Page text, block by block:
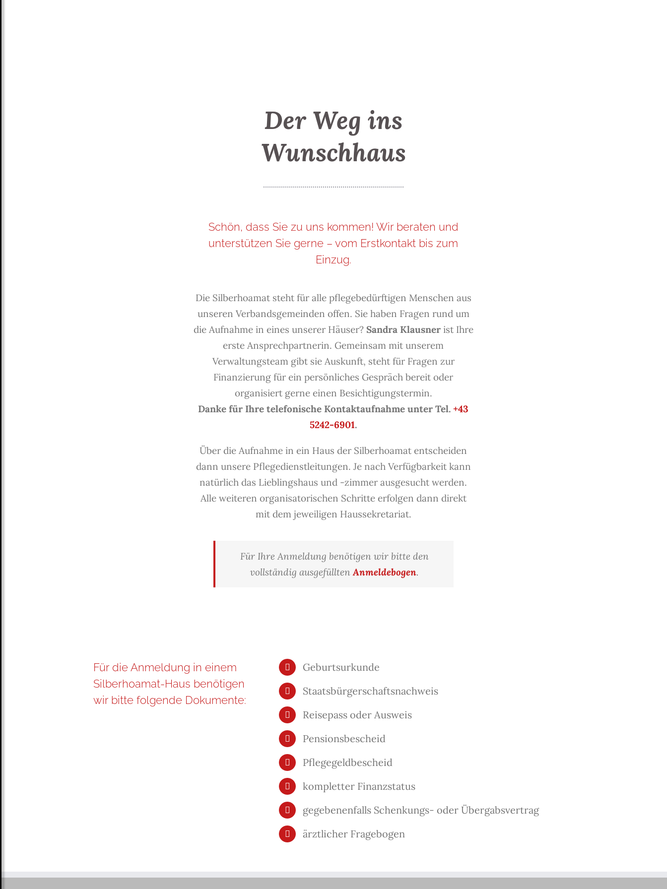
Der Weg ins
Wunschhaus
Schön, dass Sie zu uns kommen! Wir beraten und
unterstützen Sie gerne – vom Erstkontakt bis zum
Einzug.
Die Silberhoamat steht für alle pflegebedürftigen Menschen aus
unseren Verbandsgemeinden offen. Sie haben Fragen rund um
die Aufnahme in eines unserer Häuser?Sandra Klausnerist Ihre
erste Ansprechpartnerin. Gemeinsam mit unserem
Verwaltungsteam gibt sie Auskunft, steht für Fragen zur
Finanzierung für ein persönliches Gespräch bereit oder
organisiert gerne einen Besichtigungstermin.
Danke für Ihre telefonische Kontaktaufnahme unter Tel.+43
5242-6901.
Über die Aufnahme in ein Haus der Silberhoamat entscheiden
dann unsere Pflegedienstleitungen. Je nach Verfügbarkeit kann
natürlich das Lieblingshaus und -zimmer ausgesucht werden.
Alle weiteren organisatorischen Schritte erfolgen dann direkt
mit dem jeweiligen Haussekretariat.
Für Ihre Anmeldung benötigen wir bitte den
vollständig ausgefülltenAnmeldebogen.
Für die Anmeldung in einem
Silberhoamat-Haus benötigen
wir bitte folgende Dokumente:
Geburtsurkunde
Staatsbürgerschaftsnachweis
Reisepass oder Ausweis
Pensionsbescheid
Pflegegeldbescheid
kompletter Finanzstatus
gegebenenfalls Schenkungs- oder Übergabsvertrag
ärztlicher Fragebogen